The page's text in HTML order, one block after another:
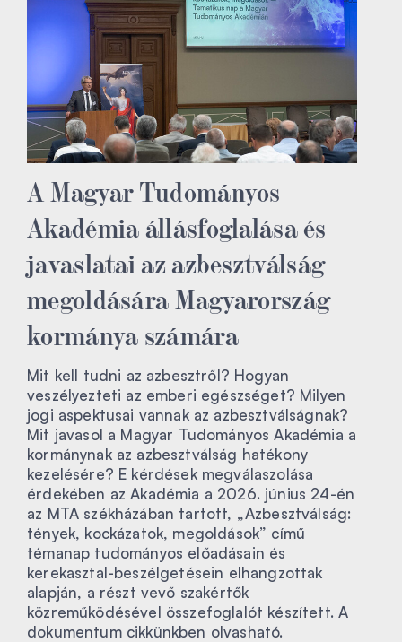
A Magyar Tudományos
Akadémia állásfoglalása és
javaslatai az azbesztválság
megoldására Magyarország
kormánya számára
Mit kell tudni az azbesztről? Hogyan
veszélyezteti az emberi egészséget? Milyen
jogi aspektusai vannak az azbesztválságnak?
Mit javasol a Magyar Tudományos Akadémia a
kormánynak az azbesztválság hatékony
kezelésére? E kérdések megválaszolása
érdekében az Akadémia a 2026. június 24-én
az MTA székházában tartott, „Azbesztválság:
tények, kockázatok, megoldások” című
témanap tudományos előadásain és
kerekasztal-beszélgetésein elhangzottak
alapján, a részt vevő szakértők
közreműködésével összefoglalót készített. A
dokumentum cikkünkben olvasható.